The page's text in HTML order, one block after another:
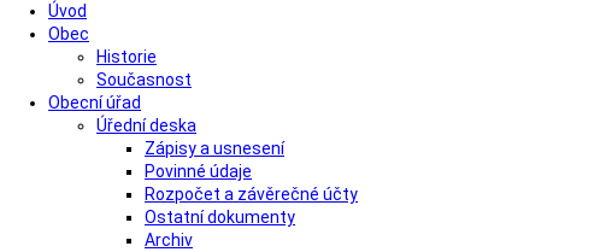
Úvod
Obec
Historie
Současnost
Obecní úřad
Úřední deska
Zápisy a usnesení
Povinné údaje
Rozpočet a závěrečné účty
Ostatní dokumenty
Archiv